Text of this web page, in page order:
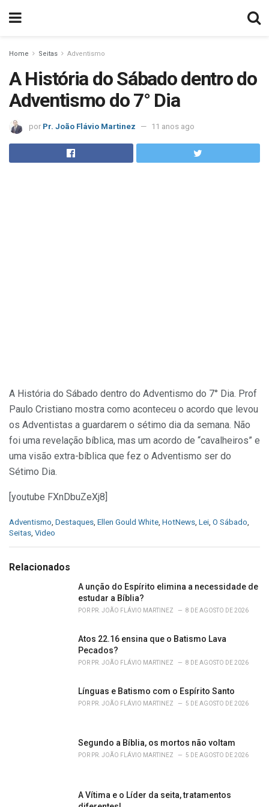
Home Seitas Adventismo
A História do Sábado dentro do
Adventismo do 7° Dia
por Pr. João Flávio Martinez 11 anos ago
A História do Sábado dentro do Adventismo do 7° Dia. Prof
Paulo Cristiano mostra como aconteceu o acordo que levou
os Adventistas a guardarem o sétimo dia da semana. Não
foi uma revelação bíblica, mas um acordo de “cavalheiros” e
uma visão extra-bíblica que fez o Adventismo ser do
Sétimo Dia.
[youtube FXnDbuZeXj8]
C
a
g
Adventismo, Destaques, Ellen Gould White, HotNews, Lei, O Sábado,
Seitas, Video
Relacionados
A unção do Espírito elimina a necessidade de
estudar a Bíblia?
POR PR. JOÃO FLÁVIO MARTINEZ 8 DE AGOSTO DE 2026
Atos 22.16 ensina que o Batismo Lava
Pecados?
POR PR. JOÃO FLÁVIO MARTINEZ 8 DE AGOSTO DE 2026
Línguas e Batismo com o Espírito Santo
POR PR. JOÃO FLÁVIO MARTINEZ 5 DE AGOSTO DE 2026
Segundo a Bíblia, os mortos não voltam
POR PR. JOÃO FLÁVIO MARTINEZ 5 DE AGOSTO DE 2026
A Vítima e o Líder da seita, tratamentos